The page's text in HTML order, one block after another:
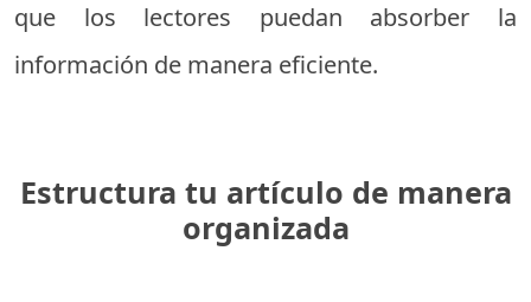
que los lectores puedan absorber la
información de manera eficiente.
Estructura tu artículo de manera
organizada